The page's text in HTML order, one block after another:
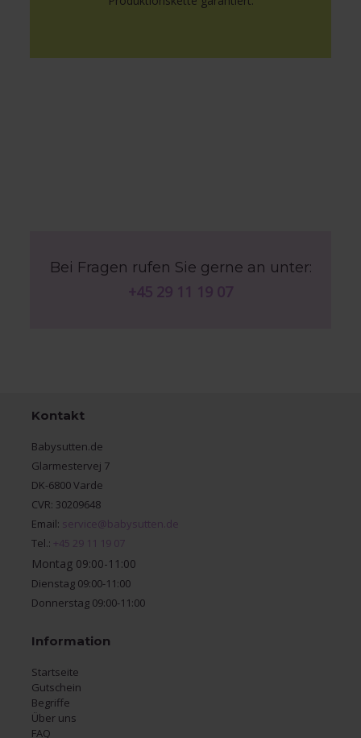
Bei Fragen rufen Sie gerne an unter:
+45 29 11 19 07
Kontakt
Babysutten.de
Glarmestervej 7
DK-6800 Varde
CVR: 30209648
Email: service@babysutten.de
Tel.: +45 29 11 19 07
Montag 09:00-11:00
Dienstag 09:00-11:00
Donnerstag 09:00-11:00
Information
Startseite
Gutschein
Begriffe
Über uns
FAQ